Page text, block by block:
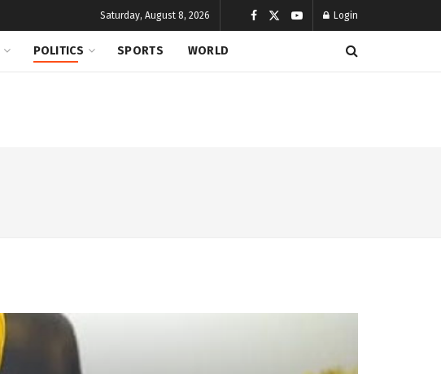
Saturday, August 8, 2026 Login
POLITICS SPORTS WORLD